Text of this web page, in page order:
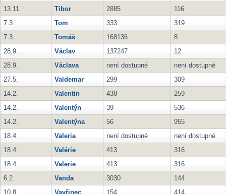
13.11.
Tibor 2885
116
7.3.
Tom 333
319
7.3.
Tomáš 168136
8
28.9.
Václav 137247
12
28.9.
Václava není dostupné
není dostupné
27.5.
Valdemar 299
309
14.2.
Valentin 438
259
14.2.
Valentýn 39
536
14.2.
Valentýna 56
955
18.4.
Valeria není dostupné
není dostupné
18.4.
Valérie 413
316
18.4.
Valerie 413
316
6.2.
Vanda 3030
144
10.8.
Vavřinec 154 414